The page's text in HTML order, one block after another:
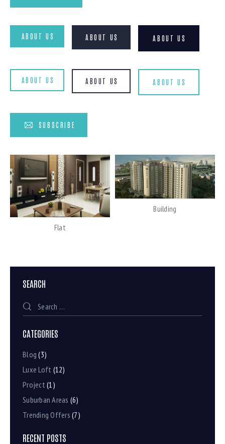
ABOUT US ABOUT US ABOUT US
ABOUT US ABOUT US ABOUT US
SUBSCRIBE
Flat
Building
SEARCH
CATEGORIES
Blog (3)
Luxe Loft (12)
Project (1)
Suburban Areas (6)
Trending Offers (7)
RECENT POSTS